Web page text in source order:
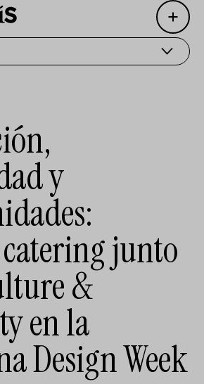
Open
experiencias
conocimiento
FacebookInstagram YoutubeTwitter/X
y
junto
&
en la
Design Week